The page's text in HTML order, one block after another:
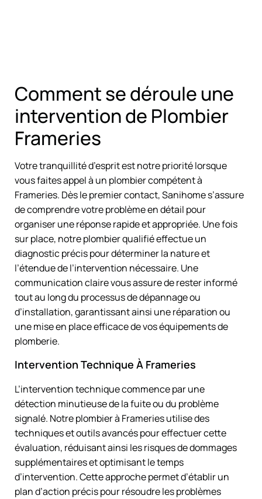
Comment se déroule une
intervention de Plombier
Frameries
Votre tranquillité d’esprit est notre priorité lorsque
vous faites appel à un plombier compétent à
Frameries. Dès le premier contact, Sanihome s’assure
de comprendre votre problème en détail pour
organiser une réponse rapide et appropriée. Une fois
sur place, notre plombier qualifié effectue un
diagnostic précis pour déterminer la nature et
l’étendue de l’intervention nécessaire. Une
communication claire vous assure de rester informé
tout au long du processus de dépannage ou
d’installation, garantissant ainsi une réparation ou
une mise en place efficace de vos équipements de
plomberie.
Intervention Technique À Frameries
L’intervention technique commence par une
détection minutieuse de la fuite ou du problème
signalé. Notre plombier à Frameries utilise des
techniques et outils avancés pour effectuer cette
évaluation, réduisant ainsi les risques de dommages
supplémentaires et optimisant le temps
d’intervention. Cette approche permet d’établir un
plan d’action précis pour résoudre les problèmes